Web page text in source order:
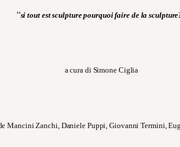
“si tout est sculpture pourquoi faire de la
a cura di Simone Ciglia
Mancini Zanchi, Daniele Puppi, Giovanni Termini,